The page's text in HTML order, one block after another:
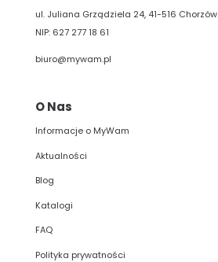
ul. Juliana Grządziela 24, 41-516 Chorzów
NIP: 627 277 18 61
biuro@mywam.pl
O Nas
Informacje o MyWam
Aktualności
Blog
Katalogi
FAQ
Polityka prywatności